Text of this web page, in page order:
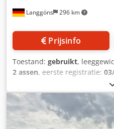
Langgöns 296 km
Prijsinfo
Toestand: gebruikt,
2 assen, eerste registratie:
, soort
bestuurderscabine:overig,
Uitrusting:ABS
, , 2-assige
HLW – eerste registratie:
vering: lucht – as type: BPW-